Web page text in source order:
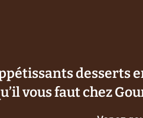
desserts
vous faut chez